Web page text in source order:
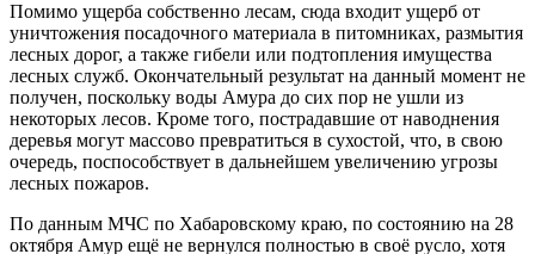
Помимо ущерба собственно лесам, сюда входит ущерб от
уничтожения посадочного материала в питомниках, размытия
лесных дорог, а также гибели или подтопления имущества
лесных служб. Окончательный результат на данный момент не
получен, поскольку воды Амура до сих пор не ушли из
некоторых лесов. Кроме того, пострадавшие от наводнения
деревья могут массово превратиться в сухостой, что, в свою
очередь, поспособствует в дальнейшем увеличению угрозы
лесных пожаров.
По данным МЧС по Хабаровскому краю, по состоянию на 28
октября Амур ещё не вернулся полностью в своё русло, хотя